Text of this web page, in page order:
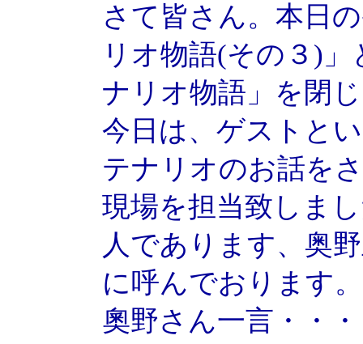
さて皆さん。本日
リオ物語(その３)
ナリオ物語」を閉
今日は、ゲストと
テナリオのお話を
現場を担当致しま
人であります、奥
に呼んでおります。
奧野さん一言・・・